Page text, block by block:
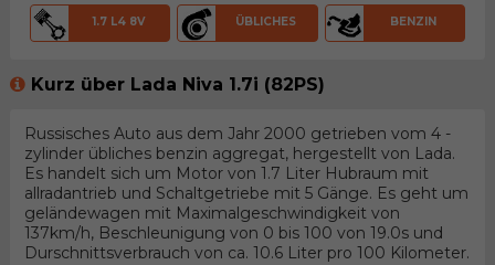
1.7 L4 8V ÜBLICHES BENZIN
Kurz über Lada Niva 1.7i (82PS)
Russisches Auto aus dem Jahr 2000 getrieben vom 4 -
zylinder übliches benzin aggregat, hergestellt von Lada.
Es handelt sich um Motor von 1.7 Liter Hubraum mit
allradantrieb und Schaltgetriebe mit 5 Gänge. Es geht um
geländewagen mit Maximalgeschwindigkeit von
137km/h, Beschleunigung von 0 bis 100 von 19.0s und
Durschnittsverbrauch von ca. 10.6 Liter pro 100 Kilometer.